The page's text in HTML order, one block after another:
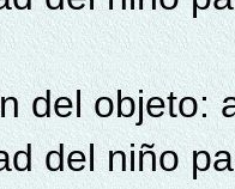
del objeto:
del niño